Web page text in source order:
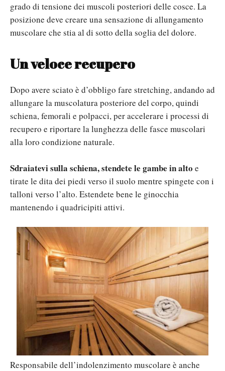
grado di tensione dei muscoli posteriori delle cosce. La
posizione deve creare una sensazione di allungamento
muscolare che stia al di sotto della soglia del dolore.
Un veloce recupero
Dopo avere sciato è d’obbligo fare stretching, andando ad
allungare la muscolatura posteriore del corpo, quindi
schiena, femorali e polpacci, per accelerare i processi di
recupero e riportare la lunghezza delle fasce muscolari
alla loro condizione naturale.
Sdraiatevi sulla schiena, stendete le gambe in alto e
tirate le dita dei piedi verso il suolo mentre spingete con i
talloni verso l’alto. Estendete bene le ginocchia
mantenendo i quadricipiti attivi.
Responsabile dell’indolenzimento muscolare è anche